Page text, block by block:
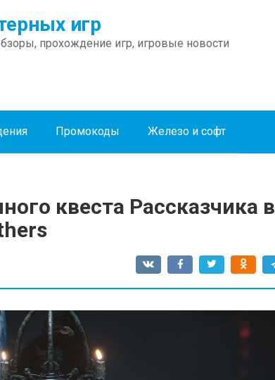
игр
прохождение игр, игровые новости
Промокоды Железо и софт
квеста Рассказчика в